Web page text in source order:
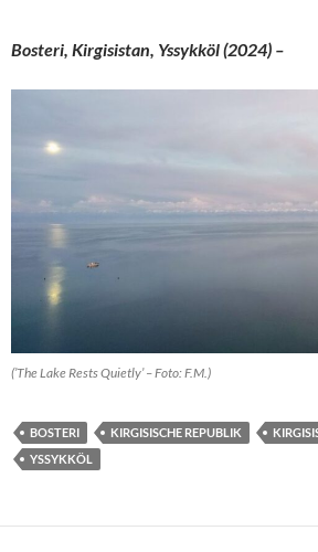
Bosteri, Kirgisistan, Yssykköl (2024) –
(’The Lake Rests Quietly’ – Foto: F.M.)
BOSTERI KIRGISISCHE REPUBLIK
YSSYKKÖL